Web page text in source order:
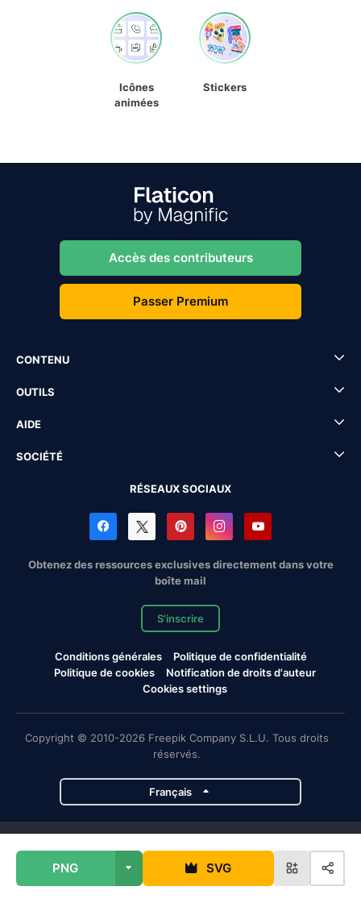
PNG SVG
Icônes
animées
Stickers
Accès des contributeurs
Passer Premium
CONTENU
OUTILS
AIDE
SOCIÉTÉ
RÉSEAUX SOCIAUX
Obtenez des ressources exclusives directement dans votre
boîte mail
S'inscrire
Conditions générales
Politique de confidentialité
Politique de cookies
Notification de droits d'auteur
Cookies settings
Copyright © 2010-2026 Freepik Company S.L.U. Tous droits
réservés.
Français